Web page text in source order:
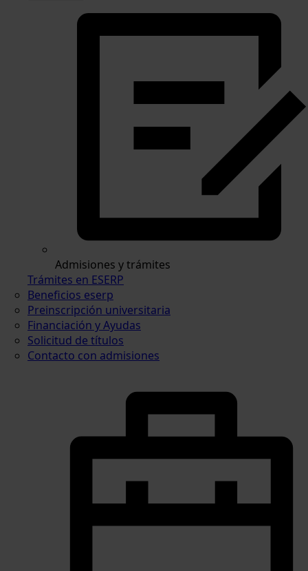
Admisiones y trámites
Trámites en ESERP
Beneficios eserp
Preinscripción universitaria
Financiación y Ayudas
Solicitud de títulos
Contacto con admisiones